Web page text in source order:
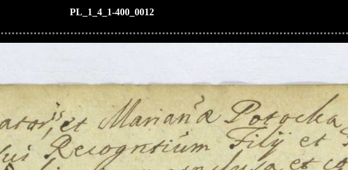
PL_1_4_1-400_0012